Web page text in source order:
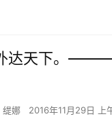
达天下。———
缇娜 2016年11月29日 上